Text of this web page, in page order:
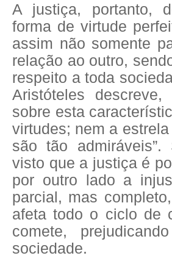
A justiça, portanto,
forma de virtude
assim não somente
relação ao outro,
respeito a toda
Aristóteles
sobre esta
virtudes; nem a
são tão
visto que a justiça é
por outro lado a
parcial, mas
afeta todo o ciclo de
comete,
sociedade.